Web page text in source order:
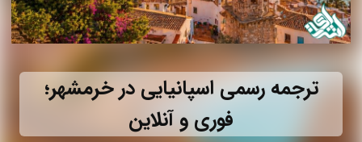
ترجمه رسمی اسپانیایی در خرمشهر؛
فوری و آنلاین